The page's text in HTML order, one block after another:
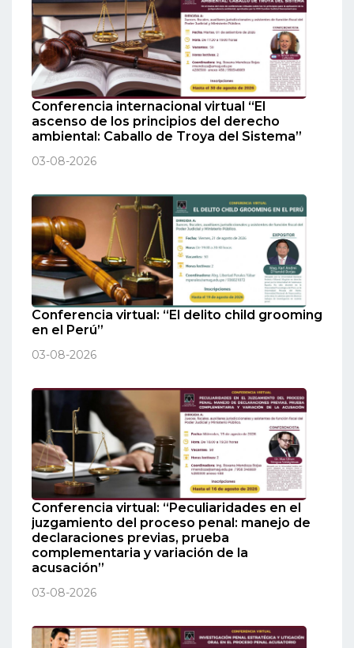
Conferencia internacional virtual “El
ascenso de los principios del derecho
ambiental: Caballo de Troya del Sistema”
03-08-2026
Conferencia virtual: “El delito child grooming
en el Perú”
03-08-2026
Conferencia virtual: “Peculiaridades en el
juzgamiento del proceso penal: manejo de
declaraciones previas, prueba
complementaria y variación de la
acusación”
03-08-2026